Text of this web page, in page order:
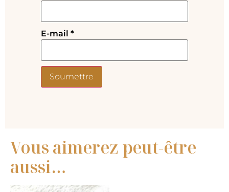
E-mail *
Vous aimerez peut-être
aussi…